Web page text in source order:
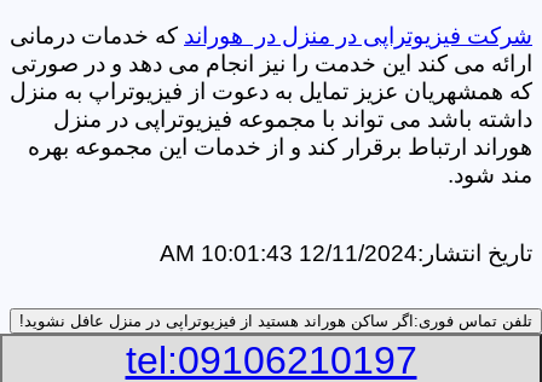
شرکت فیزیوتراپی در منزل در هوراند که خدمات درمانی
ارائه می کند این خدمت را نیز انجام می دهد و در صورتی
که همشهریان عزیز تمایل به دعوت از فیزیوتراپ به منزل
داشته باشد می تواند با مجموعه فیزیوتراپی در منزل
هوراند ارتباط برقرار کند و از خدمات این مجموعه بهره
مند شود.
تاریخ انتشار:12/11/2024 10:01:43 AM
تلفن تماس فوری: اگر ساکن هوراند هستید از فیزیوتراپی در منزل عافل نشوید!
tel:09106210197